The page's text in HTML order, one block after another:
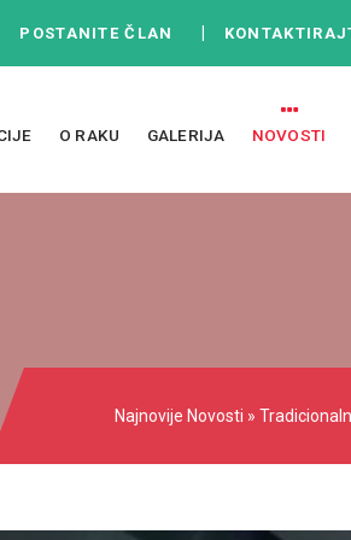
POSTANITE ČLAN
O RAKU GALERIJA NOVOSTI
Najnovije Novosti »